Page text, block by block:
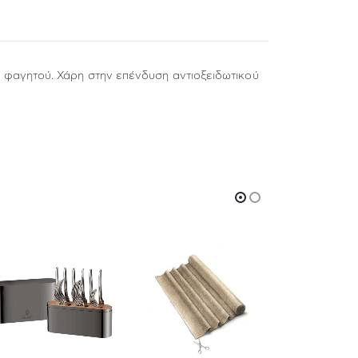
Χάρη στην επένδυση αντιοξειδωτικού